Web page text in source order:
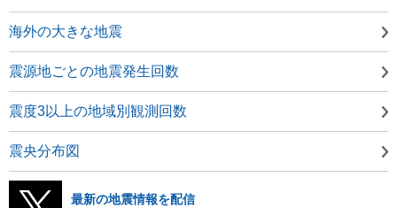
海外の大きな地震
震源地ごとの地震発生回数
震度3以上の地域別観測回数
震央分布図
最新の地震情報を配信